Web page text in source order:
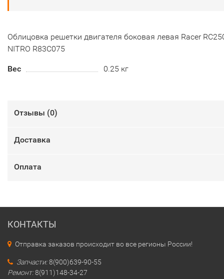
Облицовка решетки двигателя боковая левая Racer
NITRO R83C075
Вес 0.25 кг
Отзывы (0)
Доставка
Оплата
КОНТАКТЫ
Отправка заказов происходит во все регионы России!
Запчасти:8(900)639-90-55
Ремонт:8(911)148-34-27